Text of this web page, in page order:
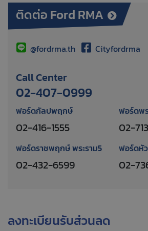
ติดต่อ Ford RMA
@fordrma.th Cityfordrma
Call Center
02-407-0999
ฟอร์ดกัลปพฤกษ์
02-416-1555
ฟอร์ดพ
02-
ฟอร์ดราชพฤกษ์ พระราม5
02-432-6599
ฟอร์ดหั
02-
ลงทะเบียนรับส่วนลด